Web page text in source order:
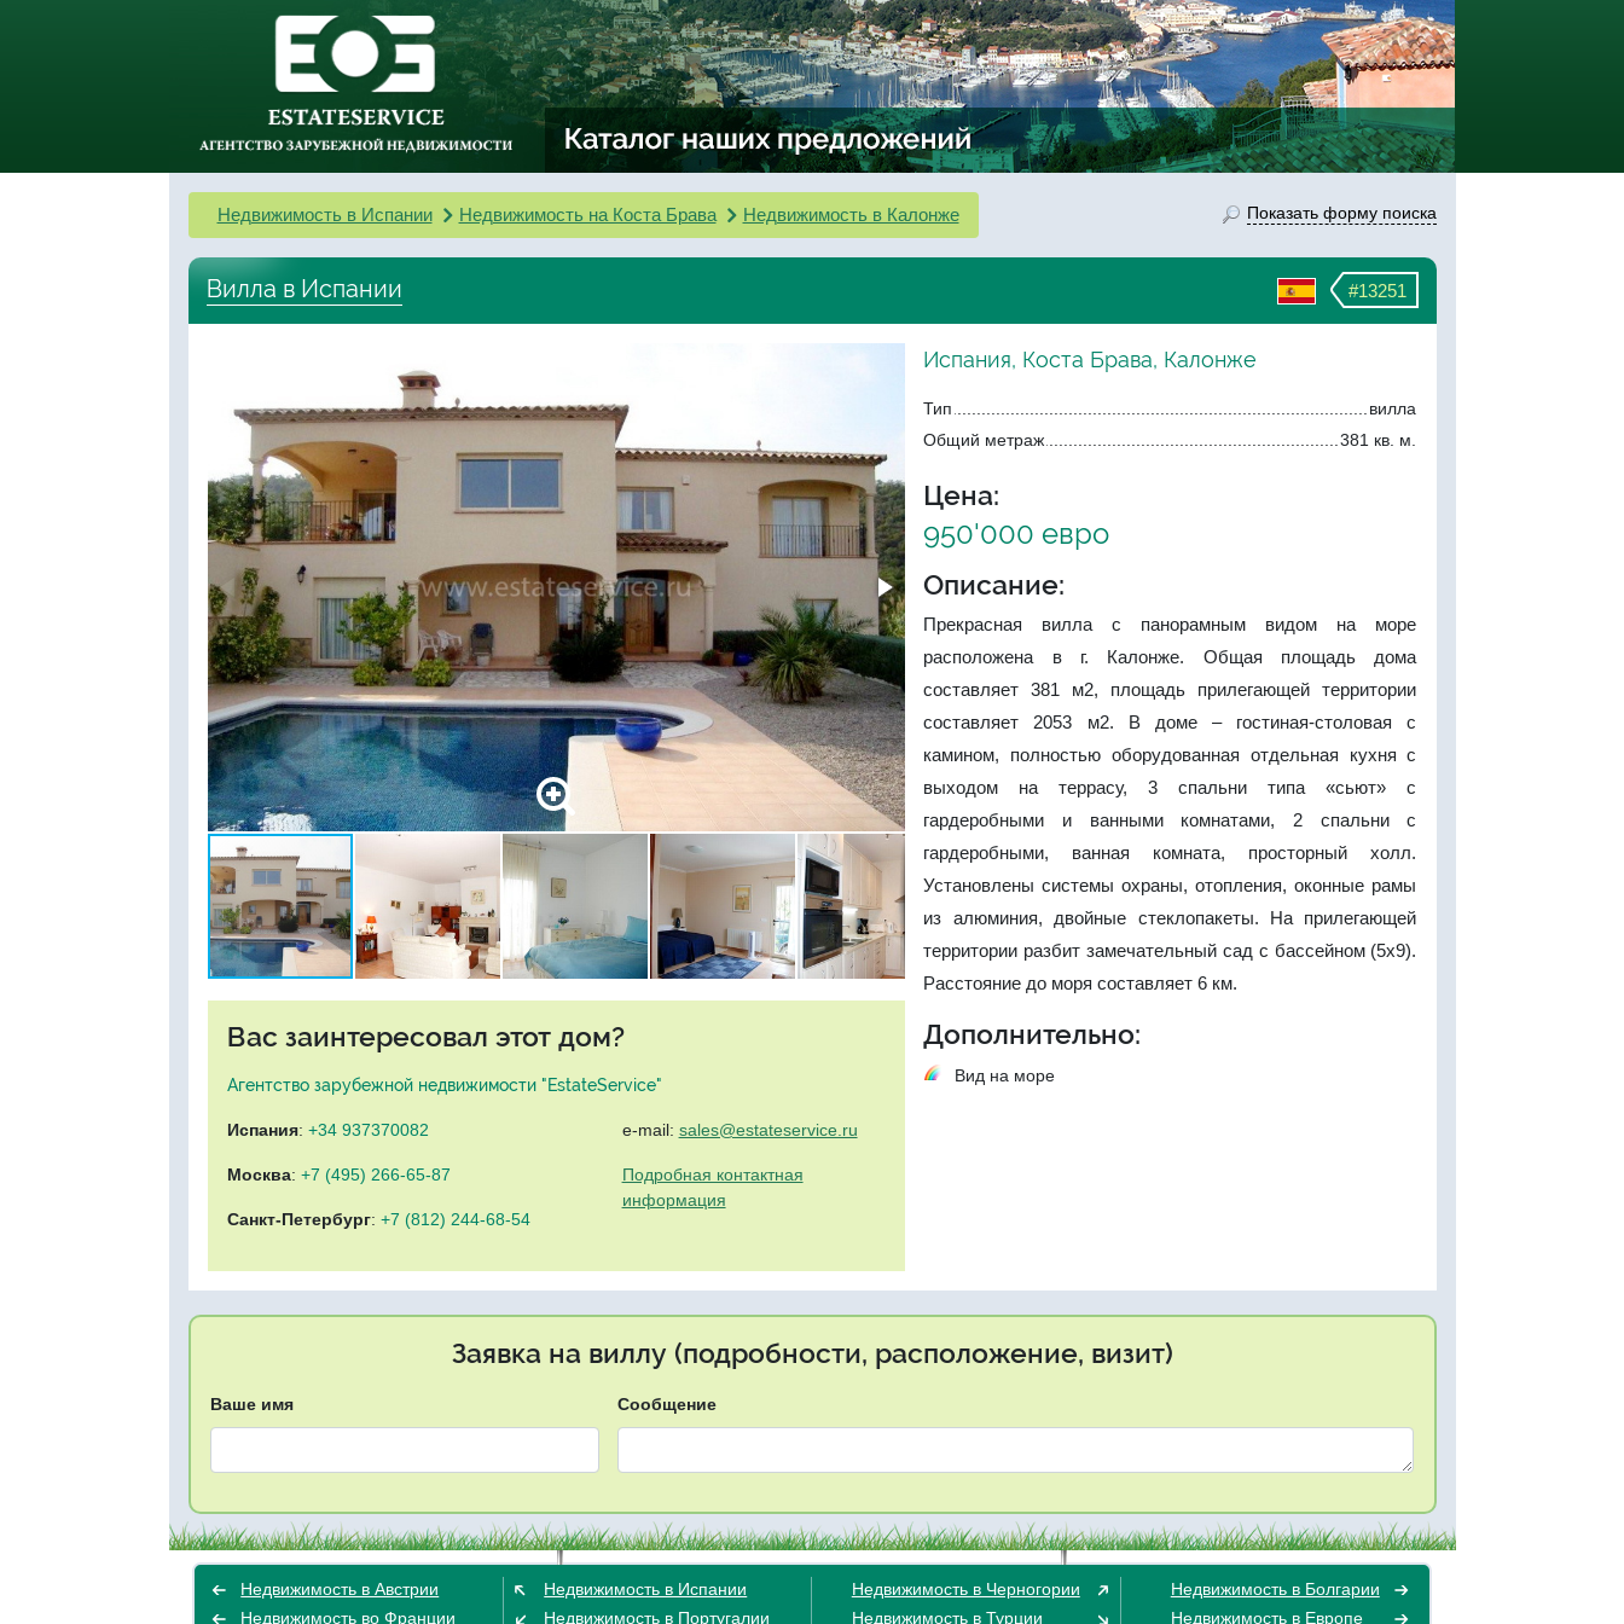
Недвижимость в Испании Недвижимость на Коста Брава Недвижимость в Калонже Показать форму поиска
#13251
Вилла в Испании
Вас заинтересовал этот дом?
Агентство зарубежной недвижимости "EstateService"
Испания: +34 937370082
Москва: +7 (495) 266-65-87
Санкт-Петербург: +7 (812) 244-68-54
e-mail: sales@estateservice.ru
Подробная контактная
информация
Испания, Коста Брава, Калонже
Тип
вилла
Общий метраж
381 кв. м.
Цена:
950'000 евро
Описание:
Прекрасная вилла с панорамным видом на море
расположена в г. Калонже. Общая площадь дома
составляет 381 м2, площадь прилегающей территории
составляет 2053 м2. В доме – гостиная-столовая с
камином, полностью оборудованная отдельная кухня с
выходом на террасу, 3 спальни типа «сьют» с
гардеробными и ванными комнатами, 2 спальни с
гардеробными, ванная комната, просторный холл.
Установлены системы охраны, отопления, оконные рамы
из алюминия, двойные стеклопакеты. На прилегающей
территории разбит замечательный сад с бассейном (5х9).
Расстояние до моря составляет 6 км.
Дополнительно:
Вид на море
Заявка на виллу (подробности, расположение, визит)
Ваше имя Сообщение
Недвижимость в Австрии
Недвижимость во Франции
Недвижимость в Испании
Недвижимость в Португалии
Недвижимость в Черногории
Недвижимость в Турции
Недвижимость в Болгарии
Недвижимость в Европе